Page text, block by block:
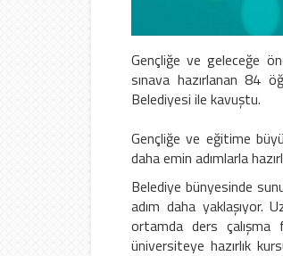
Gençliğe ve geleceğe
sınava hazırlanan 84
Belediyesi ile kavuştu.
Gençliğe ve eğitime
daha emin adımlarla
Belediye bünyesinde
adım daha yaklaşıyor.
ortamda ders çalışma
üniversiteye hazırlık